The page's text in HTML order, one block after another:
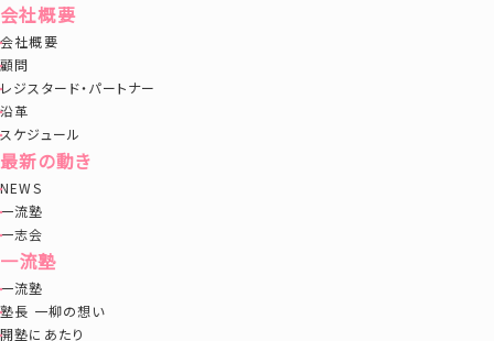
会社概要
会社概要
顧問
レジスタード・パートナー
沿革
スケジュール
最新の動き
NEWS
一流塾
一志会
一流塾
一流塾
塾長 一柳の想い
開塾にあたり